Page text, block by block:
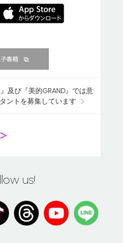
書籍
及び『美的GRAND』では意
ントを募集しています
＞
us!